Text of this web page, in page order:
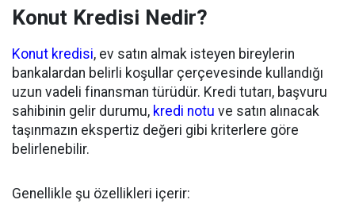
Konut Kredisi Nedir?
Konut kredisi, ev satın almak isteyen bireylerin
bankalardan belirli koşullar çerçevesinde kullandığı
uzun vadeli finansman türüdür. Kredi tutarı, başvuru
sahibinin gelir durumu, kredi notu ve satın alınacak
taşınmazın ekspertiz değeri gibi kriterlere göre
belirlenebilir.
Genellikle şu özellikleri içerir: